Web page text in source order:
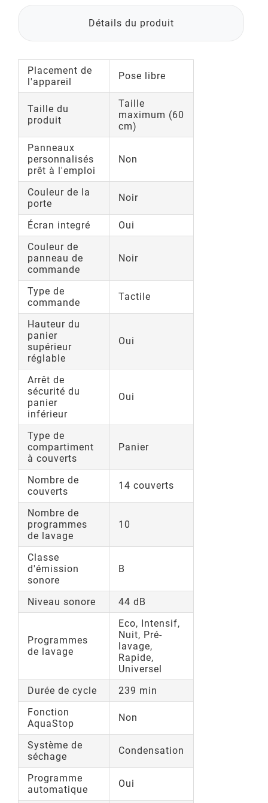
Détails du produit
Placement de
l'appareil
Pose libre
Taille du
produit
Taille
maximum (60
cm)
Panneaux
personnalisés
prêt à l'emploi
Non
Couleur de la
porte
Noir
Écran integré
Oui
Couleur de
panneau de
commande
Noir
Type de
commande
Tactile
Hauteur du
panier
supérieur
réglable
Oui
Arrêt de
sécurité du
panier
inférieur
Oui
Type de
compartiment
à couverts
Panier
Nombre de
couverts
14 couverts
Nombre de
programmes
de lavage
10
Classe
d'émission
sonore
B
Niveau sonore 44 dB
Programmes
de lavage
Eco, Intensif,
Nuit, Pré-
lavage,
Rapide,
Universel
Durée de cycle
239 min
Fonction
AquaStop
Non
Système de
séchage
Condensation
Programme
automatique
Oui